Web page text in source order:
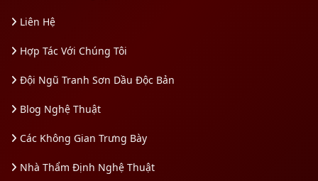
Liên Hệ
Hợp Tác Với Chúng Tôi
Đội Ngũ Tranh Sơn Dầu Độc Bản
Blog Nghệ Thuật
Các Không Gian Trưng Bày
Nhà Thẩm Định Nghệ Thuật